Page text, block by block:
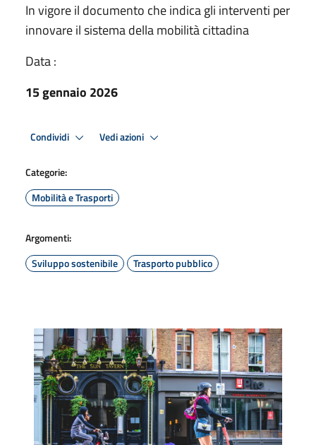
In vigore il documento che indica gli interventi per
innovare il sistema della mobilità cittadina
Data :
15 gennaio 2026
Condividi Vedi azioni
Categorie:
Mobilità e Trasporti
Argomenti:
Sviluppo sostenibile
Trasporto pubblico